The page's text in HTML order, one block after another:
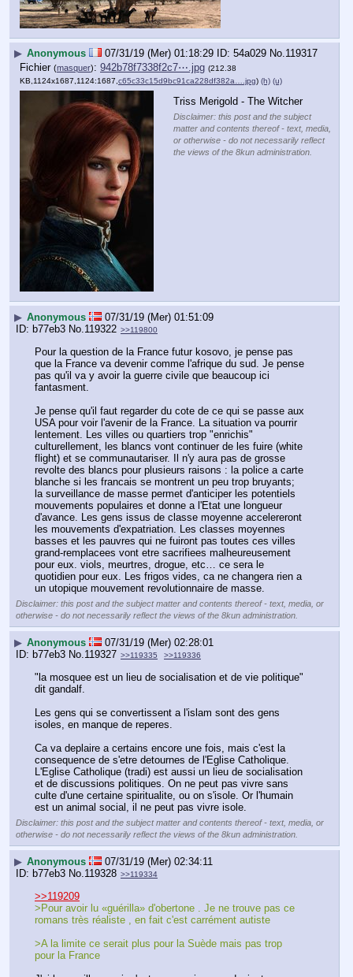
▶ Anonymous 07/31/19 (Mer) 01:18:29 54a029 No.119317
Fichier (masquer): 942b78f7338f2c7⋯.jpg (212.38
KB,1124x1687,1124:1687, c65c33c15d9bc91ca228df382a….jpg) (h) (u)
Triss Merigold - The Witcher
Disclaimer: this post and the subject
matter and contents thereof - text, media,
or otherwise - do not necessarily reflect
the views of the 8kun administration.
▶ Anonymous
07/31/19 (Mer) 01:51:09
b77eb3 No. 119322 >>119800
Pour la question de la France futur kosovo, je pense pas
que la France va devenir comme l'afrique du sud. Je pense
pas qu'il va y avoir la guerre civile que beaucoup ici
fantasment.
Je pense qu'il faut regarder du cote de ce qui se passe aux
USA pour voir l'avenir de la France. La situation va pourrir
lentement. Les villes ou quartiers trop "enrichis"
culturellement, les blancs vont continuer de les fuire (white
flight) et se communautariser. Il n'y aura pas de grosse
revolte des blancs pour plusieurs raisons : la police a carte
blanche si les francais se montrent un peu trop bruyants;
la surveillance de masse permet d'anticiper les potentiels
mouvements populaires et donne a l'Etat une longueur
d'avance. Les gens issus de classe moyenne accelereront
les mouvements d'expatriation. Les classes moyennes
basses et les pauvres qui ne fuiront pas toutes ces villes
grand-remplacees vont etre sacrifiees malheureusement
pour eux. viols, meurtres, drogue, etc… ce sera le
quotidien pour eux. Les frigos vides, ca ne changera rien a
un utopique mouvement revolutionnaire de masse.
Disclaimer: this post and the subject matter and contents thereof - text, media, or
otherwise - do not necessarily reflect the views of the 8kun administration.
▶ Anonymous
07/31/19 (Mer) 02:28:01
b77eb3 No. 119327 >>119335 >>119336
"la mosquee est un lieu de socialisation et de vie politique"
dit gandalf.
Les gens qui se convertissent a l'islam sont des gens
isoles, en manque de reperes.
Ca va deplaire a certains encore une fois, mais c'est la
consequence de s'etre detournes de l'Eglise Catholique.
L'Eglise Catholique (tradi) est aussi un lieu de socialisation
et de discussions politiques. On ne peut pas vivre sans
culte d'une certaine spiritualite, ou on s'isole. Or l'humain
est un animal social, il ne peut pas vivre isole.
Disclaimer: this post and the subject matter and contents thereof - text, media, or
otherwise - do not necessarily reflect the views of the 8kun administration.
▶ Anonymous
07/31/19 (Mer) 02:34:11
b77eb3 No. 119328 >>119334
>>119209
>Pour avoir lu «guérilla» d'obertone . Je ne trouve pas ce
romans très réaliste , en fait c'est carrément autiste
>A la limite ce serait plus pour la Suède mais pas trop
pour la France